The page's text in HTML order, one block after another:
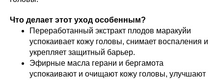
Что делает этот уход особенным?
Переработанный экстракт плодов маракуйи
успокаивает кожу головы, снимает воспаления и
укрепляет защитный барьер.
Эфирные масла герани и бергамота
успокаивают и очищают кожу головы, улучшают